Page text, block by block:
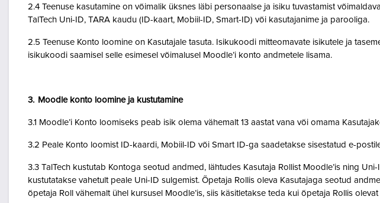
2.4 Teenuse kasutamine on võimalik üksnes läbi personaalse ja isiku tuvastamist
TalTech Uni-ID, TARA kaudu (ID-kaart, Mobiil-ID, Smart-ID) või kasutajanime ja parooliga.
2.5 Teenuse Konto loomine on Kasutajale tasuta. Isikukoodi mitteomavate isikutele ja
isikukoodi saamisel selle esimesel võimalusel Moodle’i konto andmetele lisama.
3. Moodle konto loomine ja kustutamine
3.1 Moodle’i Konto loomiseks peab isik olema vähemalt 13 aastat vana või omama
3.2 Peale Konto loomist ID-kaardi, Mobiil-ID või Smart ID-ga saadetakse sisestatud e-
3.3 TalTech kustutab Kontoga seotud andmed, lähtudes Kasutaja Rollist Moodle’is ning
kustutatakse vahetult peale Uni-ID sulgemist. Õpetaja Rollis oleva Kasutajaga seotud
õpetaja Roll vähemalt ühel kursusel Moodle’is, siis käsitletakse teda kui õpetaja Rollis olevat